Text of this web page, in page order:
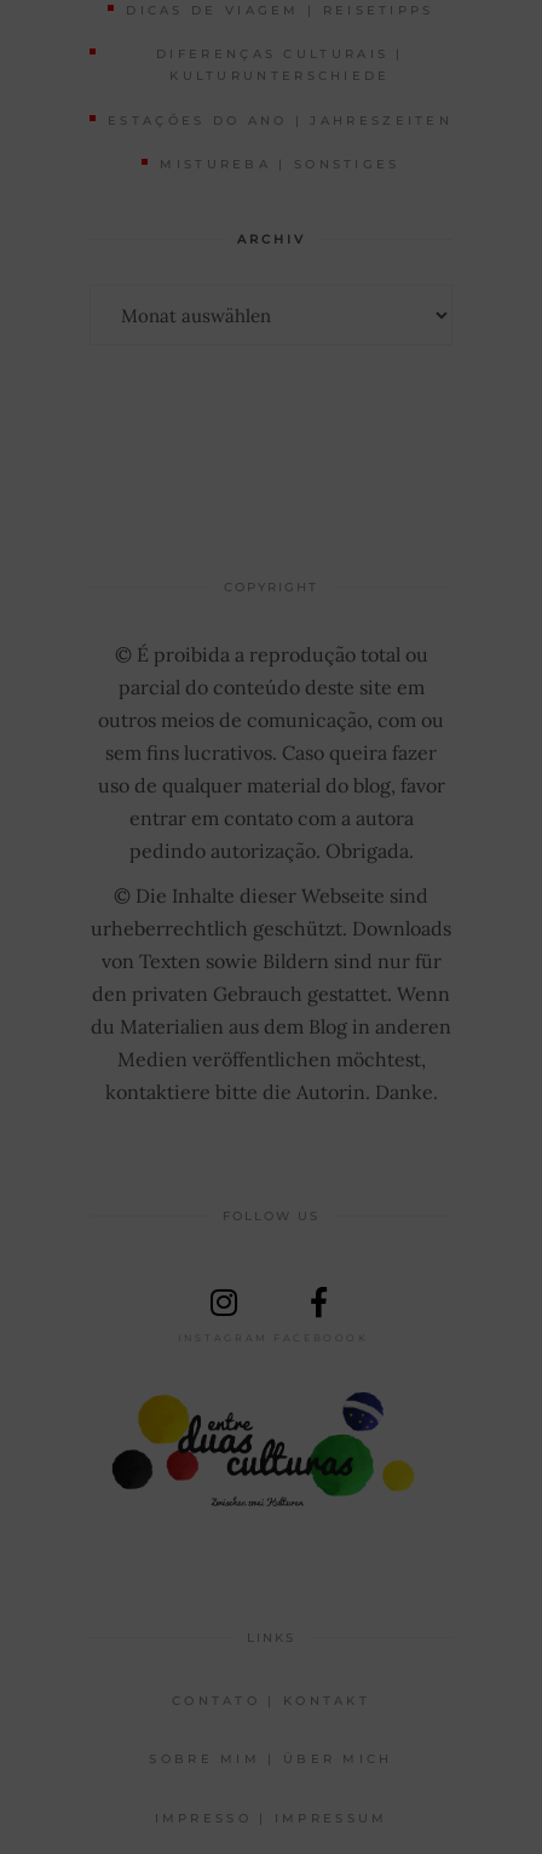
DICAS DE VIAGEM | REISETIPPS
DIFERENÇAS CULTURAIS |
KULTURUNTERSCHIEDE
ESTAÇÕES DO ANO | JAHRESZEITEN
MISTUREBA | SONSTIGES
ARCHIV
COPYRIGHT
© É proibida a reprodução total ou
parcial do conteúdo deste site em
outros meios de comunicação, com ou
sem fins lucrativos. Caso queira fazer
uso de qualquer material do blog, favor
entrar em contato com a autora
pedindo autorização. Obrigada.
© Die Inhalte dieser Webseite sind
urheberrechtlich geschützt. Downloads
von Texten sowie Bildern sind nur für
den privaten Gebrauch gestattet. Wenn
du Materialien aus dem Blog in anderen
Medien veröffentlichen möchtest,
kontaktiere bitte die Autorin. Danke.
FOLLOW US
INSTAGRAM FACEBOOOK
LINKS
CONTATO | KONTAKT
SOBRE MIM | ÜBER MICH
IMPRESSO | IMPRESSUM